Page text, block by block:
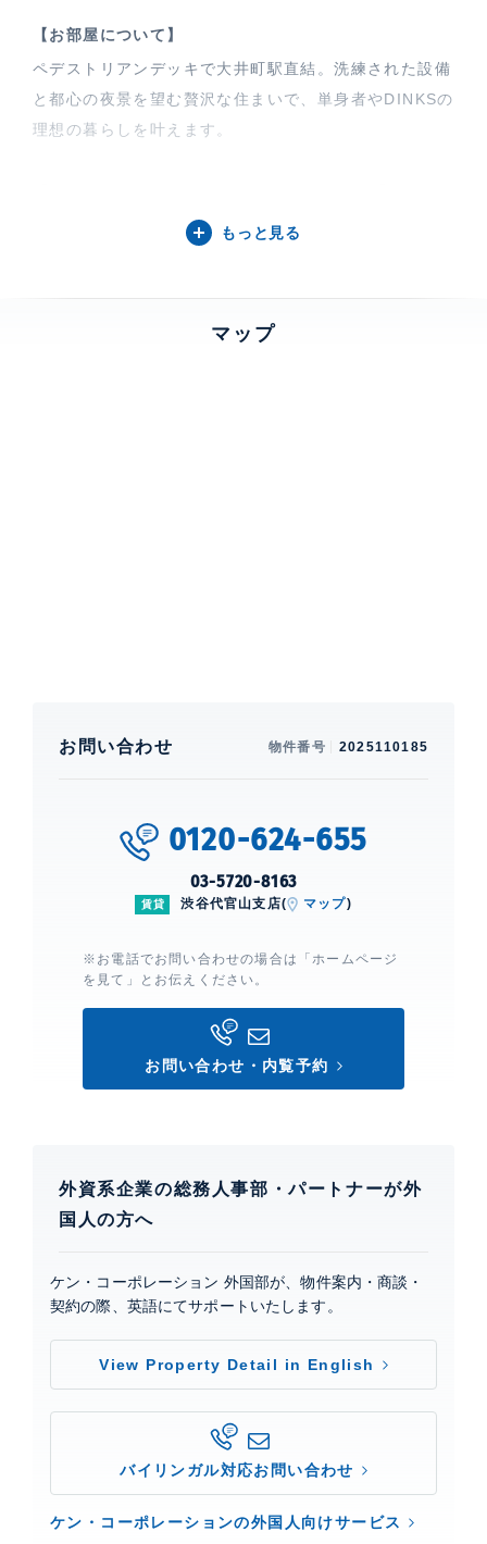
【お部屋について】
ペデストリアンデッキで大井町駅直結。洗練された設備
と都心の夜景を望む贅沢な住まいで、単身者やDINKSの
理想の暮らしを叶えます。
「大井町トラックスレジデンス」は、JR・東急・りん
安心の設備で快適な日常を提供。都市の躍動と穏やかな
帯の場合は使用料金無料。各フロア EV横・B1階のト
建物設備・施設
制震構造、 エレベーター、 宅配ボックス、 トランクル
ーム、 フロア毎ゴミ置場、 敷地内ゴミ置場、 オートロ
ック、 ダブルロックキー、 カードキー、 TVモニター
レジデンス専用駐車場(B1F),サブエントランス(2F),
交通広場・コーチエントランス・車寄せ(1F),エントラ
ジ・個室ブース(14F),トランクルーム(各階・B1F)
OIMACHI TRACKS RESIDENCE
もっと見る
マップ
お問い合わせ 物件番号 2025110185
0120-624-655
03-5720-8163
賃貸 渋谷代官山支店( マップ)
※お電話でお問い合わせの場合は「ホームページ
を見て」とお伝えください。
お問い合わせ・内覧予約
外資系企業の総務人事部・パートナーが外
国人の方へ
ケン・コーポレーション 外国部が、物件案内・商談・
契約の際、英語にてサポートいたします。
View Property Detail in English
バイリンガル対応お問い合わせ
ケン・コーポレーションの外国人向けサービス